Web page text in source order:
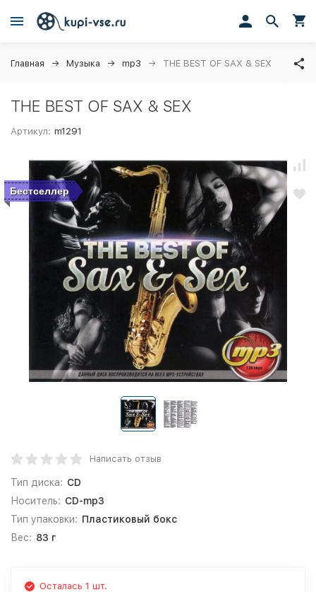
Главная Музыка mp3 THE BEST OF SAX & SEX
THE BEST OF SAX & SEX
Артикул: m1291
Бестселлер
Написать отзыв
Тип диска: CD
Носитель: CD-mp3
Тип упаковки: Пластиковый бокс
Вес: 83 г
Осталась 1 шт.